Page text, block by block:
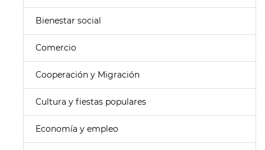
Bienestar social
Comercio
Cooperación y Migración
Cultura y fiestas populares
Economía y empleo